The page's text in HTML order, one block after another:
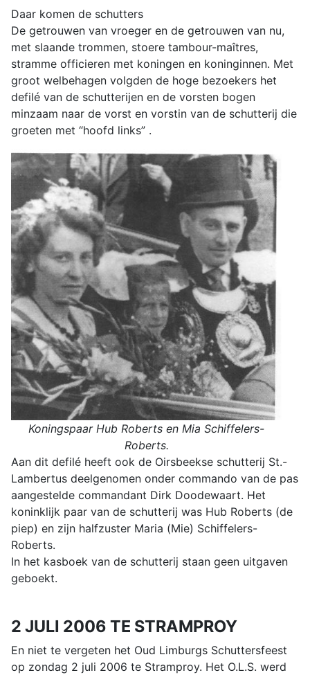
Daar komen de schutters
De getrouwen van vroeger en de getrouwen van nu,
met slaande trommen, stoere tambour-maîtres,
stramme officieren met koningen en koninginnen. Met
groot welbehagen volgden de hoge bezoekers het
defilé van de schutterijen en de vorsten bogen
minzaam naar de vorst en vorstin van de schutterij die
groeten met “hoofd links” .
Koningspaar Hub Roberts en Mia Schiffelers-
Roberts.
Aan dit defilé heeft ook de Oirsbeekse schutterij St.-
Lambertus deelgenomen onder commando van de pas
aangestelde commandant Dirk Doodewaart. Het
koninklijk paar van de schutterij was Hub Roberts (de
piep) en zijn halfzuster Maria (Mie) Schiffelers-
Roberts.
In het kasboek van de schutterij staan geen uitgaven
geboekt.
2 JULI 2006 TE STRAMPROY
En niet te vergeten het Oud Limburgs Schuttersfeest
op zondag 2 juli 2006 te Stramproy. Het O.L.S. werd